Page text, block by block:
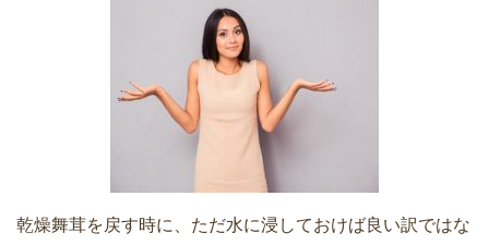
乾燥舞茸を戻す時に、ただ水に浸しておけば良い訳ではな